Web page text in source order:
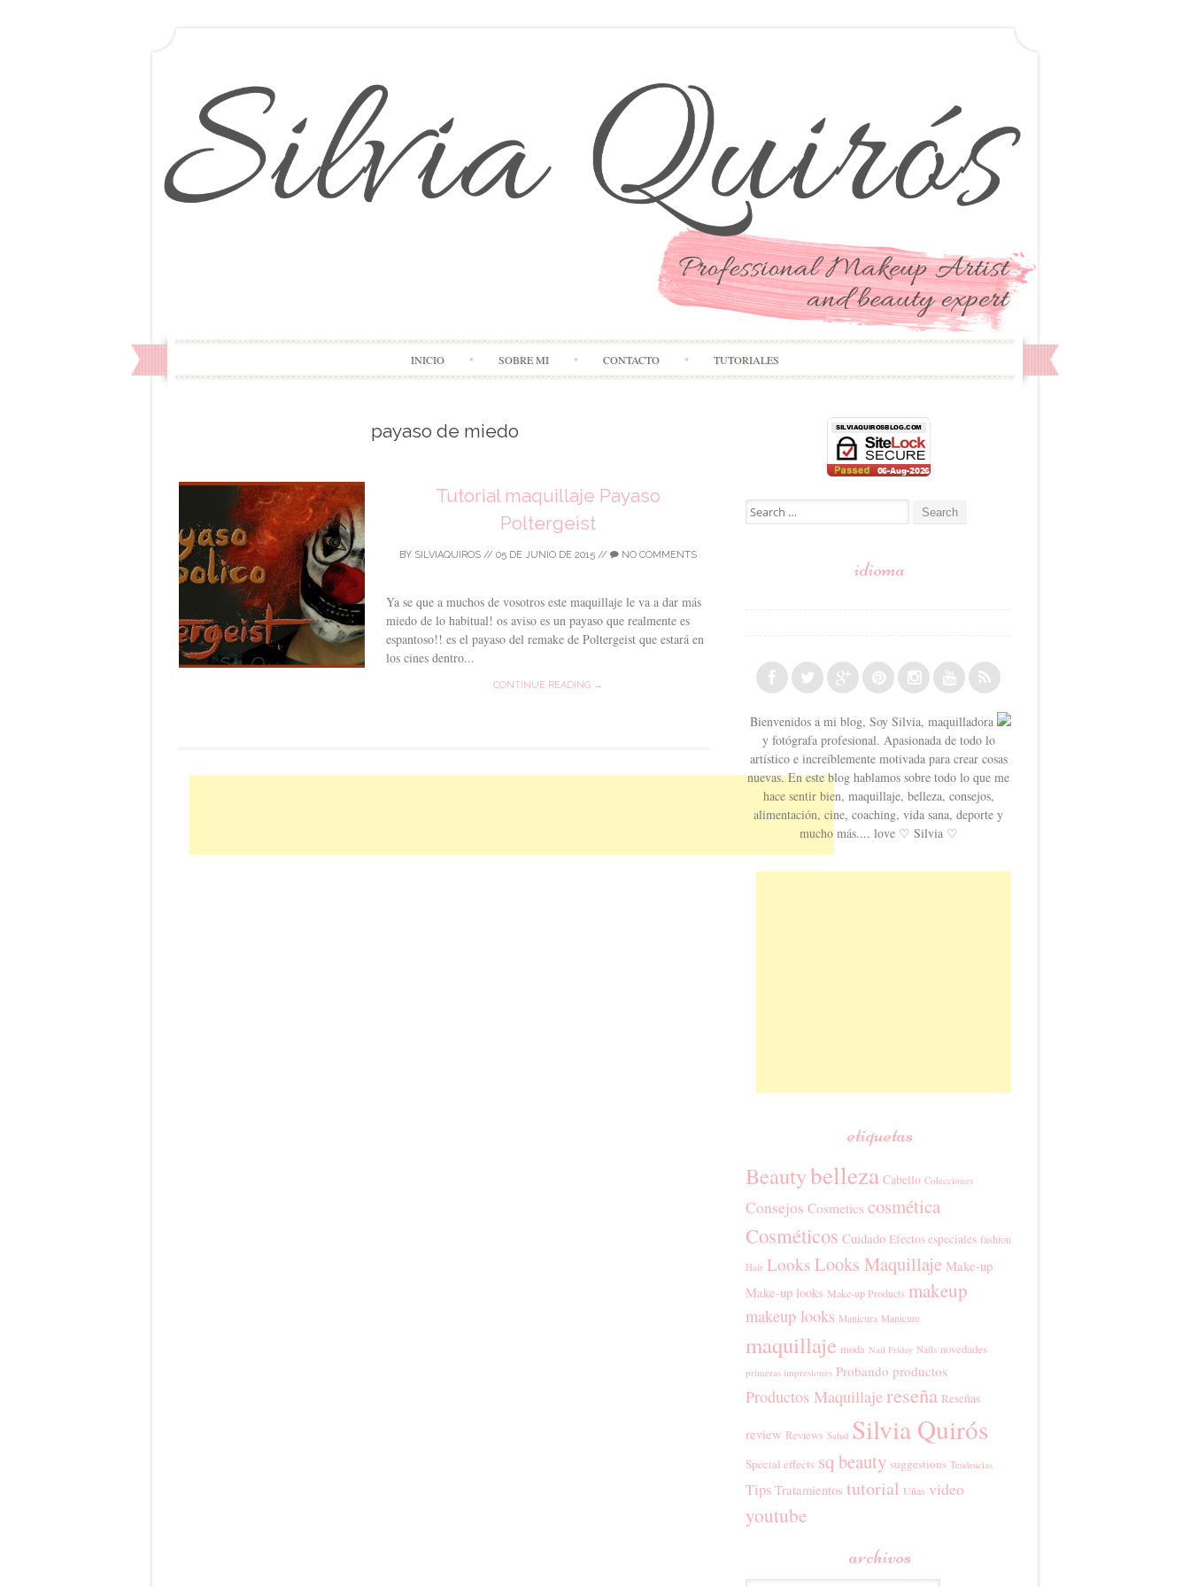
INICIO SOBRE MI CONTACTO TUTORIALES
payaso de miedo
Tutorial maquillaje Payaso
Poltergeist
BY SILVIAQUIROS // 05 DE JUNIO DE 2015 // NO COMMENTS
Ya se que a muchos de vosotros este maquillaje le va a dar más
miedo de lo habitual! os aviso es un payaso que realmente es
espantoso!! es el payaso del remake de Poltergeist que estará en
los cines dentro...
CONTINUE READING →
Search for:
idioma
Bienvenidos a mi blog, Soy Silvia, maquilladora
y fotógrafa profesional. Apasionada de todo lo
artístico e increíblemente motivada para crear cosas
nuevas. En este blog hablamos sobre todo lo que me
hace sentir bien, maquillaje, belleza, consejos,
alimentación, cine, coaching, vida sana, deporte y
mucho más.... love ♡ Silvia ♡
etiquetas
Beautybelleza Cabello Colecciones
Consejos Cosmetics cosmética
Cosméticos Cuidado Efectos especiales fashion
Hair Looks Looks Maquillaje Make-up
Make-up looks Make-up Products makeup
makeup looks Manicura Manicure
maquillaje moda Nail Friday Nails novedades
primeras impresiones Probando productos
Productos Maquillaje reseña Reseñas
review Reviews Salud Silvia Quirós
Special effects sq beauty suggestions Tendencias
Tips Tratamientos tutorial Uñas video
youtube
archivos